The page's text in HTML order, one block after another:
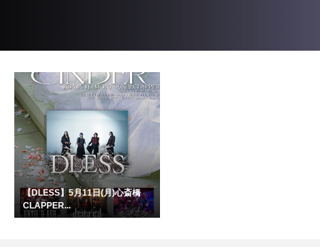
【DLESS】5月11日(月)心斎橋
CLAPPER...